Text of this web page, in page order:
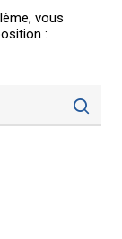
vous
: